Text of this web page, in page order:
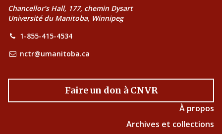
Chancellor’s Hall, 177, chemin Dysart
Université du Manitoba, Winnipeg
1-855-415-4534
nctr@umanitoba.ca
Faire un don à CNVR
À propos
Archives et collections